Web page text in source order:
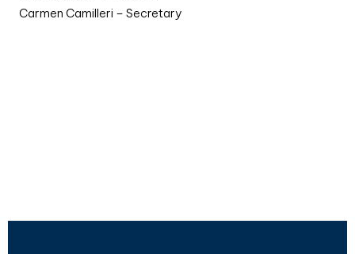
Carmen Camilleri – Secretary